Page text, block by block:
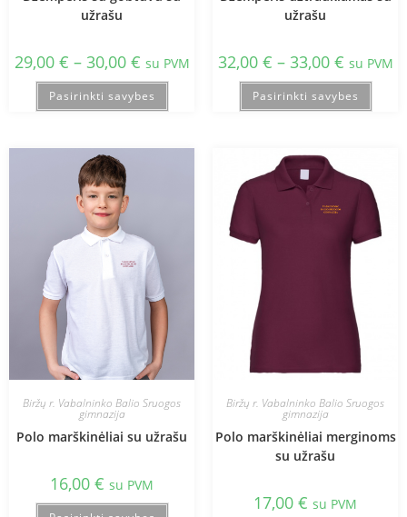
užrašu
29,00 € – 30,00 € su PVM
Pasirinkti savybes
užrašu
32,00 € – 33,00 € su PVM
Pasirinkti savybes
Biržų r. Vabalninko Balio Sruogos
gimnazija
Polo marškinėliai su užrašu
16,00 € su PVM
Biržų r. Vabalninko Balio Sruogos
gimnazija
Polo marškinėliai merginoms
su užrašu
17,00 € su PVM